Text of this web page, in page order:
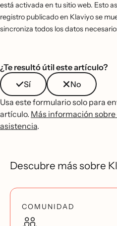
está activada en tu sitio web. Esto
registro publicado en Klaviyo se
sincroniza todos los datos
¿Te resultó útil este artículo?
Sí
No
Usa este formulario solo para
artículo. Más información
asistencia.
Descubre más sobre
COMUNIDAD